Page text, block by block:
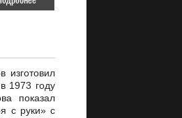
изготовил
1973 году
показал
с руки» с